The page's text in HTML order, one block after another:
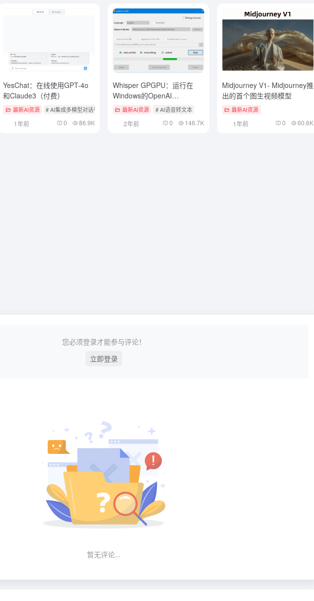
本
YesChat：在线使用GPT-4o
和Claude3（付费）
最新AI资源 # AI集成多模型对话平台 # Claude
1年前 0 86.9K
Whisper GPGPU：运行在
Windows的OpenAI
Whisper|Whisperdesktop
最新AI资源 # AI语音转文本
2年前 0 146.7K
Midjourney V1- Midjourney推
出的首个图生视频模型
最新AI资源
1年前 0 60.6K
您必须登录才能参与评论！
立即登录
暂无评论...